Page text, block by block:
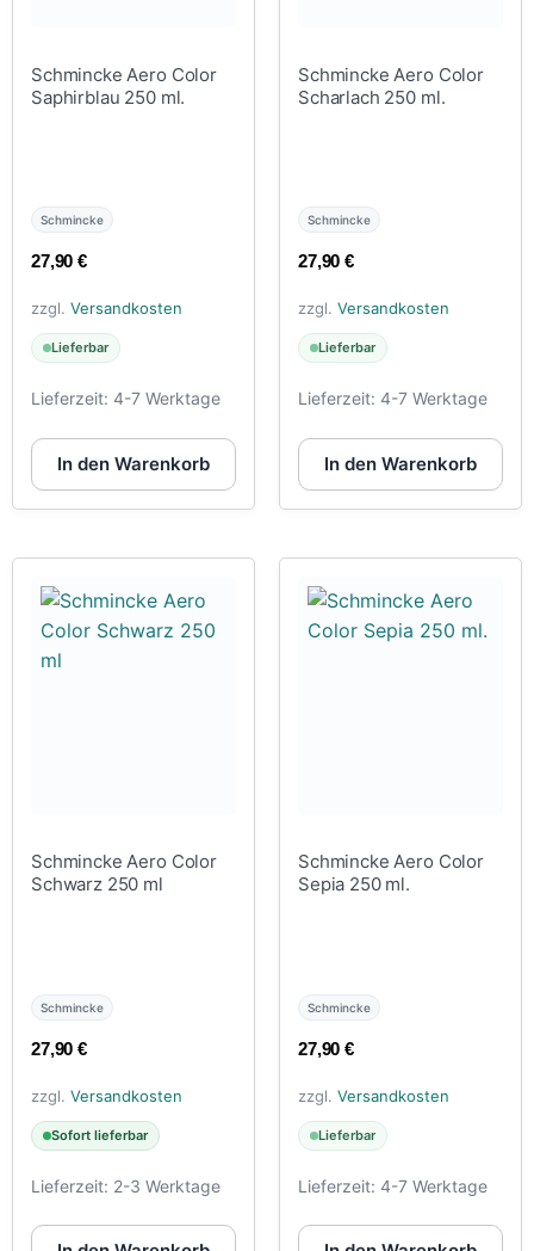
Schmincke Aero Color
Saphirblau 250 ml.
Schmincke
27,90€
zzgl. Versandkosten
Lieferbar
Lieferzeit: 4-7 Werktage
In den Warenkorb
Schmincke Aero Color
Scharlach 250 ml.
Schmincke
27,90€
zzgl. Versandkosten
Lieferbar
Lieferzeit: 4-7 Werktage
In den Warenkorb
Schmincke Aero Color
Schwarz 250 ml
Schmincke
27,90€
zzgl. Versandkosten
Sofort lieferbar
Lieferzeit: 2-3 Werktage
Schmincke Aero Color
Sepia 250 ml.
Schmincke
27,90€
zzgl. Versandkosten
Lieferbar
Lieferzeit: 4-7 Werktage